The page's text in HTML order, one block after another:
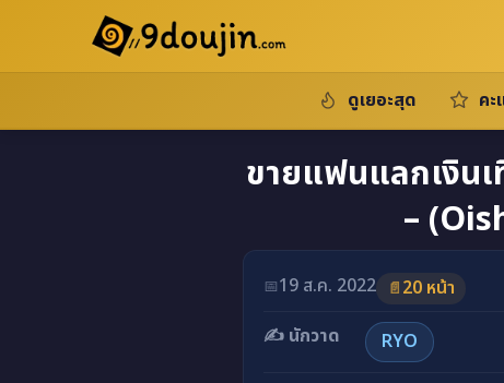
ดูเยอะสุด คะ
ขายแฟนแลกเงินเ
–
📅19 ส.ค. 2022 📄20 หน้า
✍️ นักวาด
RYO